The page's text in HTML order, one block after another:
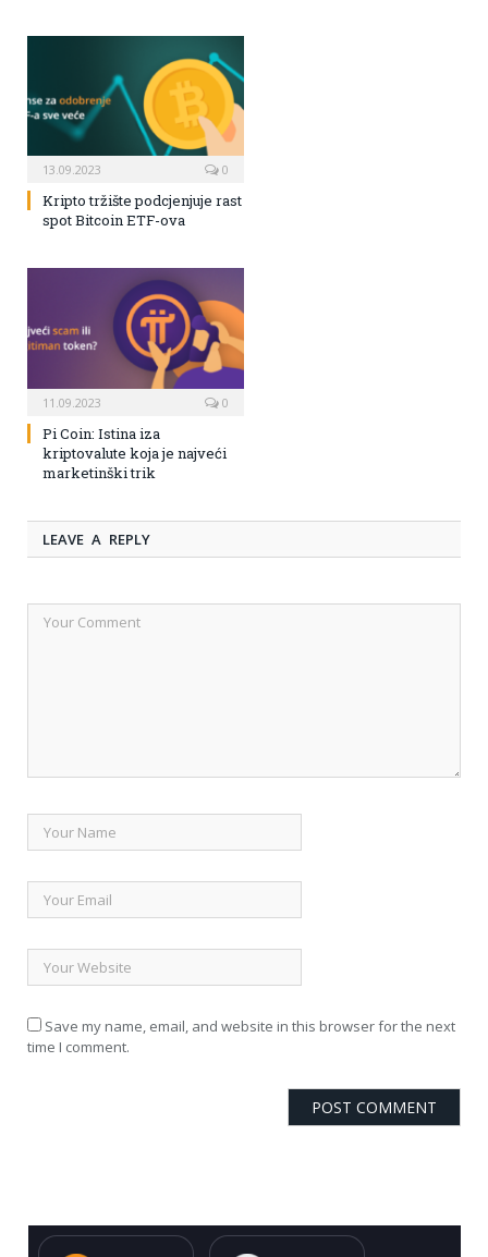
13.09.2023 0
Kripto tržište podcjenjuje rast
spot Bitcoin ETF-ova
11.09.2023 0
Pi Coin: Istina iza
kriptovalute koja je najveći
marketinški trik
LEAVE A REPLY
Save my name, email, and website in this browser for the next
time I comment.